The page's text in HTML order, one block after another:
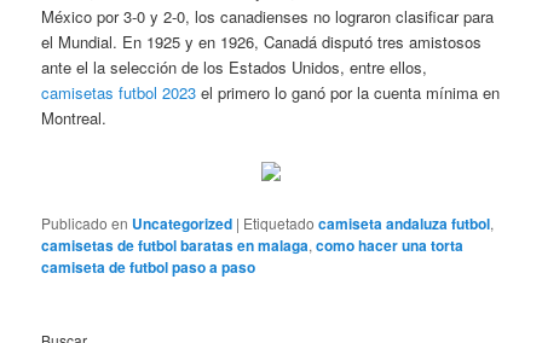
México por 3-0 y 2-0, los canadienses no lograron clasificar para
el Mundial. En 1925 y en 1926, Canadá disputó tres amistosos
ante el la selección de los Estados Unidos, entre ellos,
camisetas futbol 2023 el primero lo ganó por la cuenta mínima en
Montreal.
Publicado en Uncategorized | Etiquetado camiseta andaluza futbol,
camisetas de futbol baratas en malaga,como hacer una torta
camiseta de futbol paso a paso